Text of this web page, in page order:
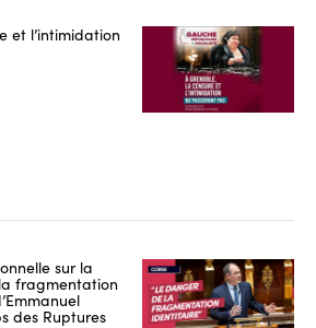
et l’intimidation
sur la
fragmentation
des Ruptures